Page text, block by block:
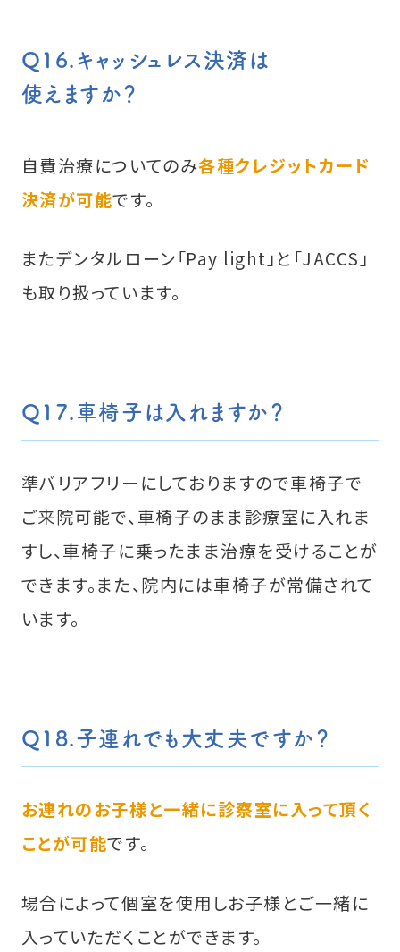
Q16.キャッシュレス決済は
使えますか？
自費治療についてのみ各種クレジットカード
決済が可能です。
またデンタルローン「Pay light」と「JACCS」
も取り扱っています。
Q17.車椅子は入れますか？
準バリアフリーにしておりますので車椅子で
ご来院可能で、車椅子のまま診療室に入れま
すし、車椅子に乗ったまま治療を受けることが
できます。また、院内には車椅子が常備されて
います。
Q18.子連れでも大丈夫ですか？
お連れのお子様と一緒に診察室に入って頂く
ことが可能です。
場合によって個室を使用しお子様とご一緒に
入っていただくことができます。